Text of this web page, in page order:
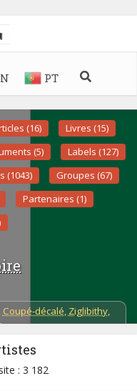
PT
(16)
Livres (15)
(5)
Labels (127)
(1043)
Groupes (67)
Partenaires (1)
, Coupé-décalé, Ziglibithy,
: 3 182